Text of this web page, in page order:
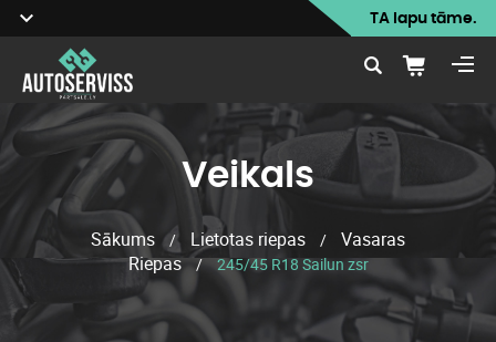
TA lapu tāme.
Veikals
Sākums / Lietotas riepas /
Vasaras
Riepas
/ 245/45 R18 Sailun zsr